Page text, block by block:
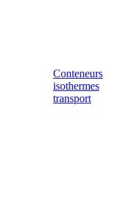
Conteneurs
isothermes
transport